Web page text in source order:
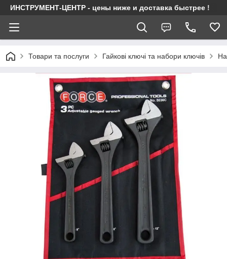
ИНСТРУМЕНТ-ЦЕНТР - цены ниже и доставка быстрее !
Товари та послуги Гайкові ключі та набори ключів